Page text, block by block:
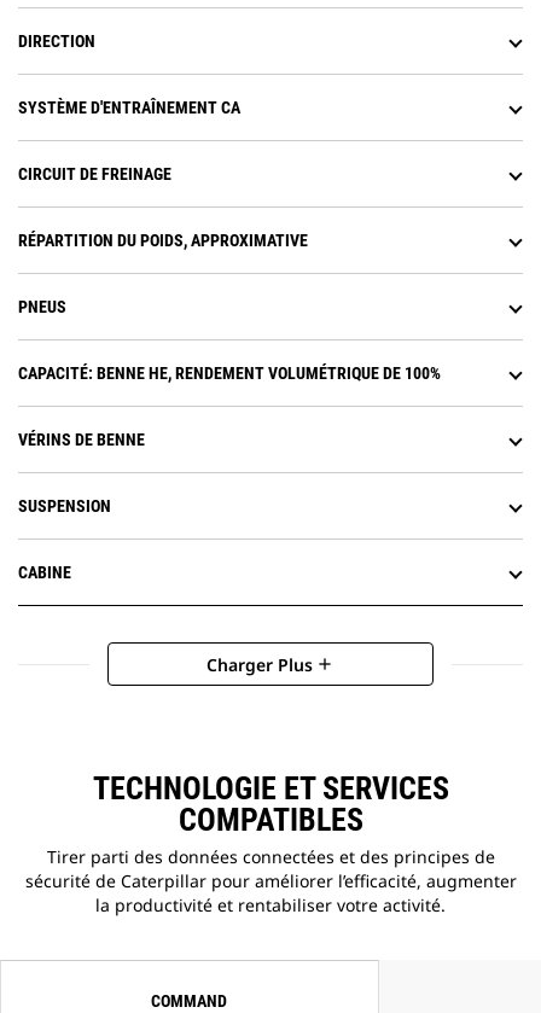
DIRECTION
SYSTÈME D'ENTRAÎNEMENT CA
CIRCUIT DE FREINAGE
RÉPARTITION DU POIDS, APPROXIMATIVE
PNEUS
CAPACITÉ: BENNE HE, RENDEMENT VOLUMÉTRIQUE DE 100%
VÉRINS DE BENNE
SUSPENSION
CABINE
Charger Plus add
TECHNOLOGIE ET SERVICES
COMPATIBLES
Tirer parti des données connectées et des principes de
sécurité de Caterpillar pour améliorer l’efficacité, augmenter
la productivité et rentabiliser votre activité.
COMMAND